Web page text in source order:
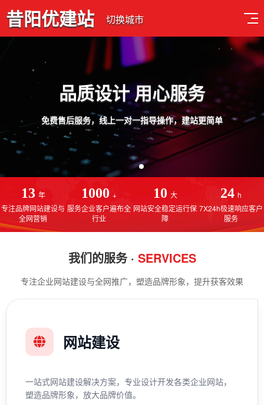
昔阳优建站 切换城市
品质设计 用心服务
免费售后服务，线上一对一指导操作，建站更简单
13 年
专注品牌网站建设与
全网营销
1000 +
服务企业客户遍布全
行业
10 大
网站安全稳定运行保
障
24 h
7X24h极速响应客户
服务
我们的服务 · SERVICES
专注企业网站建设与全网推广，塑造品牌形象，提升获客效果
网站建设
一站式网站建设解决方案，专业设计开发各类企业网站，
塑造品牌形象，放大品牌价值。